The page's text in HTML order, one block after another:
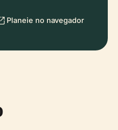
Planeie no navegador